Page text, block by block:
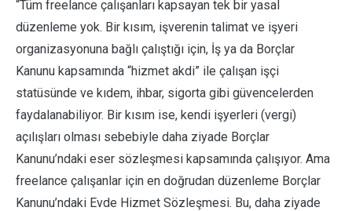
“Tüm freelance çalışanları kapsayan tek bir yasal
düzenleme yok. Bir kısım, işverenin talimat ve işyeri
organizasyonuna bağlı çalıştığı için, İş ya da Borçlar
Kanunu kapsamında “hizmet akdi” ile çalışan işçi
statüsünde ve kıdem, ihbar, sigorta gibi güvencelerden
faydalanabiliyor. Bir kısım ise, kendi işyerleri (vergi)
açılışları olması sebebiyle daha ziyade Borçlar
Kanunu’ndaki eser sözleşmesi kapsamında çalışıyor. Ama
freelance çalışanlar için en doğrudan düzenleme Borçlar
Kanunu’ndaki Evde Hizmet Sözleşmesi. Bu, daha ziyade